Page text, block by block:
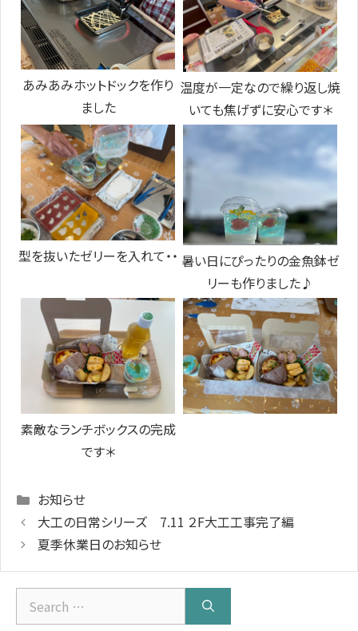
あみあみホットドックを作り
ました
温度が一定なので繰り返し焼
いても焦げずに安心です＊
型を抜いたゼリーを入れて・・ 暑い日にぴったりの金魚鉢ゼ
リーも作りました♪
素敵なランチボックスの完成
です＊
Categories
お知らせ
大工の日常シリーズ 7.11 ２F大工工事完了編
夏季休業日のお知らせ
Search
for: